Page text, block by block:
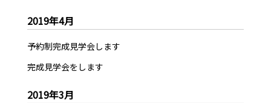
2019年4月
予約制完成見学会します
完成見学会をします
2019年3月